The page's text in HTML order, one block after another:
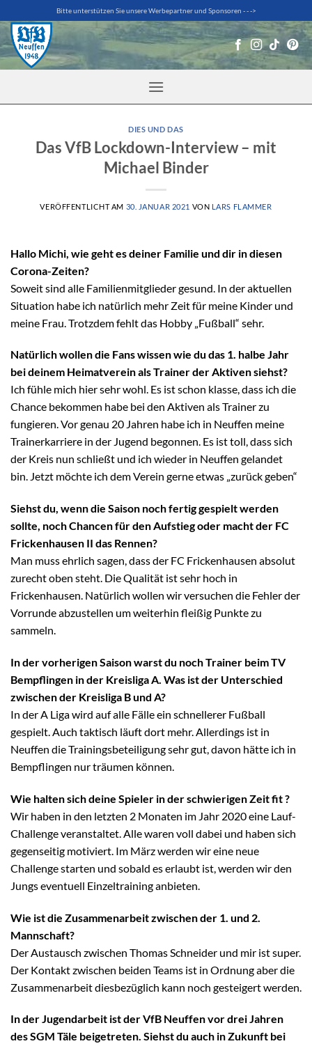
Inhalt
springen
Bitte unterstützen Sie unsere Werbepartner und Sponsoren - - ->
DIES UND DAS
Das VfB Lockdown-Interview – mit
Michael Binder
VERÖFFENTLICHT AM 30. JANUAR 2021 VON LARS FLAMMER
Hallo Michi, wie geht es deiner Familie und dir in diesen
Corona-Zeiten?
Soweit sind alle Familienmitglieder gesund. In der aktuellen
Situation habe ich natürlich mehr Zeit für meine Kinder und
meine Frau. Trotzdem fehlt das Hobby „Fußball“ sehr.
Natürlich wollen die Fans wissen wie du das 1. halbe Jahr
bei deinem Heimatverein als Trainer der Aktiven siehst?
Ich fühle mich hier sehr wohl. Es ist schon klasse, dass ich die
Chance bekommen habe bei den Aktiven als Trainer zu
fungieren. Vor genau 20 Jahren habe ich in Neuffen meine
Trainerkarriere in der Jugend begonnen. Es ist toll, dass sich
der Kreis nun schließt und ich wieder in Neuffen gelandet
bin. Jetzt möchte ich dem Verein gerne etwas „zurück geben“
Siehst du, wenn die Saison noch fertig gespielt werden
sollte, noch Chancen für den Aufstieg oder macht der FC
Frickenhausen II das Rennen?
Man muss ehrlich sagen, dass der FC Frickenhausen absolut
zurecht oben steht. Die Qualität ist sehr hoch in
Frickenhausen. Natürlich wollen wir versuchen die Fehler der
Vorrunde abzustellen um weiterhin fleißig Punkte zu
sammeln.
In der vorherigen Saison warst du noch Trainer beim TV
Bempflingen in der Kreisliga A. Was ist der Unterschied
zwischen der Kreisliga B und A?
In der A Liga wird auf alle Fälle ein schnellerer Fußball
gespielt. Auch taktisch läuft dort mehr. Allerdings ist in
Neuffen die Trainingsbeteiligung sehr gut, davon hätte ich in
Bempflingen nur träumen können.
Wie halten sich deine Spieler in der schwierigen Zeit fit ?
Wir haben in den letzten 2 Monaten im Jahr 2020 eine Lauf-
Challenge veranstaltet. Alle waren voll dabei und haben sich
gegenseitig motiviert. Im März werden wir eine neue
Challenge starten und sobald es erlaubt ist, werden wir den
Jungs eventuell Einzeltraining anbieten.
Wie ist die Zusammenarbeit zwischen der 1. und 2.
Mannschaft?
Der Austausch zwischen Thomas Schneider und mir ist super.
Der Kontakt zwischen beiden Teams ist in Ordnung aber die
Zusammenarbeit diesbezüglich kann noch gesteigert werden.
In der Jugendarbeit ist der VfB Neuffen vor drei Jahren
des SGM Täle beigetreten. Siehst du auch in Zukunft bei